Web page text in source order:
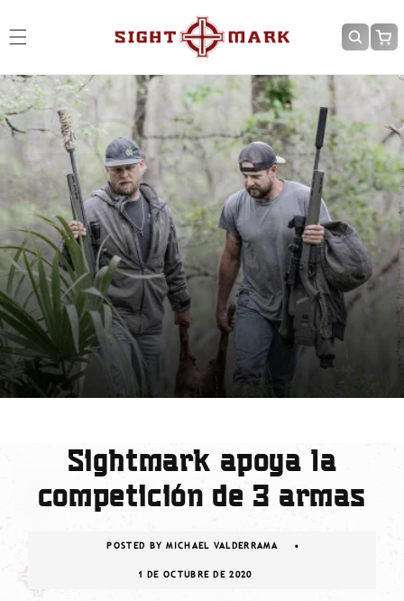
al contenido
Carrito
Sightmark apoya la
competición de 3 armas
POSTED BYMICHAEL VALDERRAMA
1 DE OCTUBRE DE 2020